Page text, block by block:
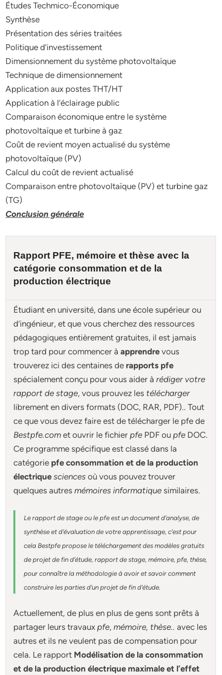
Études Techmico-Économique
Synthèse
Présentation des séries traitées
Politique d’investissement
Dimensionnement du système photovoltaïque
Technique de dimensionnement
Application aux postes THT/HT
Application à l’éclairage public
Comparaison économique entre le système
photovoltaïque et turbine à gaz
Coût de revient moyen actualisé du système
photovoltaïque (PV)
Calcul du coût de revient actualisé
Comparaison entre photovoltaïque (PV) et turbine gaz
(TG)
Conclusion générale
Rapport PFE, mémoire etthèse avec la
catégorieconsommation et de la
production électrique
Étudiant en université, dans une école supérieur ou
d’ingénieur, et que vous cherchez des ressources
pédagogiques entièrement gratuites, il est jamais
trop tard pour commencer àapprendre vous
trouverez ici des centaines de rapports pfe
spécialement conçu pourvous aider àrédiger votre
rapport de stage, vous prouvez les télécharger
librement en divers formats (DOC, RAR, PDF).. Tout
ce que vous devez faire est de télécharger le pfe de
Bestpfe.com et ouvrir le fichierpfe PDF oupfe DOC.
Ce programme spécifique est classé dans la
catégorie pfe consommation et de la production
électriquesciencesoù vous pouvez trouver
quelques autresmémoires informatique similaires.
Le rapport de stage ou le pfe est un document d’analyse, de
synthèse et d’évaluation de votre apprentissage, c’est pour
cela Bestpfepropose le téléchargement des modèles gratuits
de projet de fin d’étude, rapport de stage, mémoire, pfe, thèse,
pour connaître la méthodologie à avoir et savoir comment
construire les parties d’un projet de fin d’étude
Actuellement, de plus en plus de gens sont prêts à
partager leurs travauxpfe,mémoire, thèse.. avec les
autres et ils ne veulent pas de compensation pour
cela. Le rapport Modélisation de la consommation
et de la production électrique maximale et l’effet